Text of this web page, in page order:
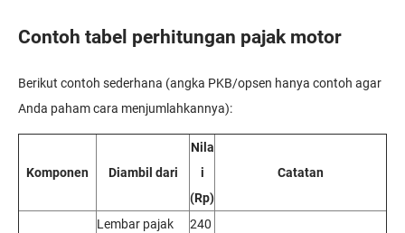
Contoh tabel perhitungan pajak motor
Berikut contoh sederhana (angka PKB/opsen hanya contoh agar
Anda paham cara menjumlahkannya):
Komponen Diambil dari
Nila
i
(Rp)
Catatan
Lembar pajak
240